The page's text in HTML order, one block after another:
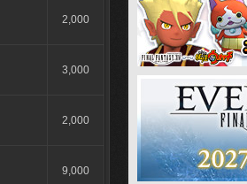
2,000
3,000
2,000
9,000